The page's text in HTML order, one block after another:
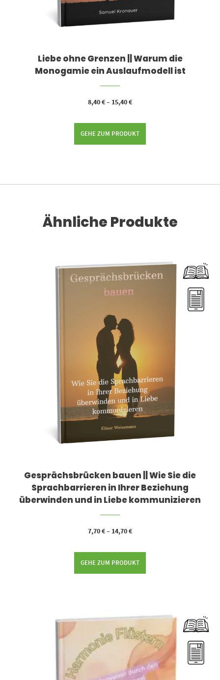
Liebe ohne Grenzen || Warum die
Monogamie ein Auslaufmodell ist
8,40€– 15,40€
GEHE ZUM PRODUKT
Ähnliche Produkte
Gesprächsbrücken bauen || Wie Sie die
Sprachbarrieren in Ihrer Beziehung
überwinden und in Liebe kommunizieren
7,70€– 14,70€
GEHE ZUM PRODUKT